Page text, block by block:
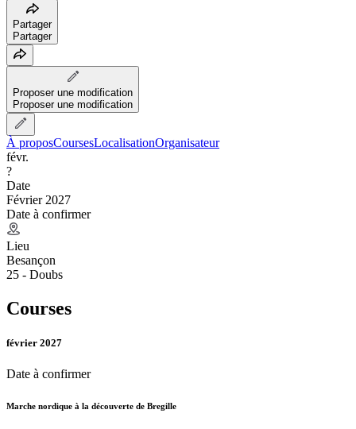
Partager
Partager
Proposer une modification
Proposer une modification
À proposCoursesLocalisationOrganisateur
févr.
?
Date
Février 2027
Date à confirmer
Lieu
Besançon
25 - Doubs
Courses
février 2027
Date à confirmer
Marche nordique à la découverte de Bregille